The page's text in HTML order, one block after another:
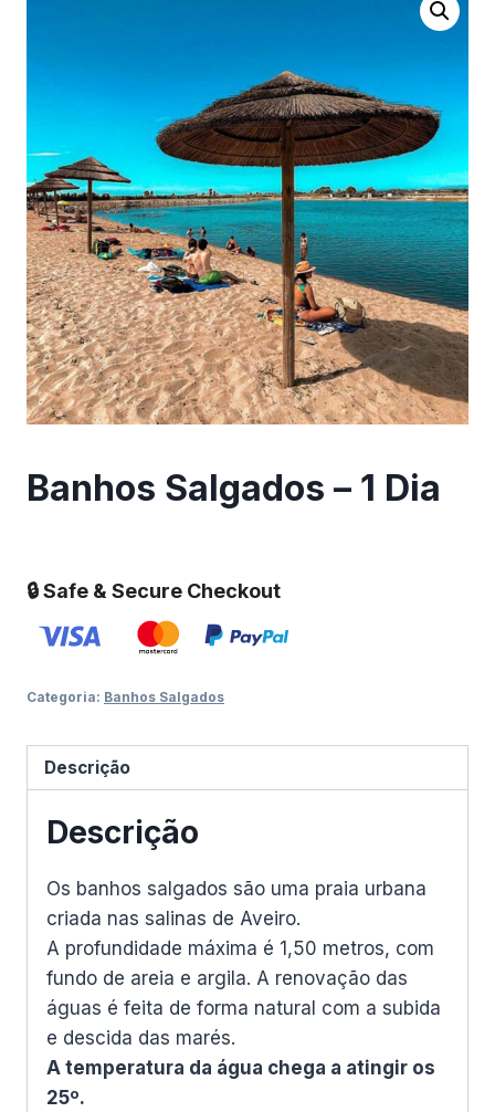
Banhos Salgados – 1 Dia
🔒 Safe & Secure Checkout
Categoria: Banhos Salgados
Descrição
Descrição
Os banhos salgados são uma praia urbana
criada nas salinas de Aveiro.
A profundidade máxima é 1,50 metros, com
fundo de areia e argila. A renovação das
águas é feita de forma natural com a subida
e descida das marés.
A temperatura da água chega a atingir os
25º.